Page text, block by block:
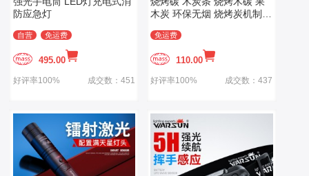
防应急灯
自营 免运费
495.00
好评率100% 成交数：451
木炭 环保无烟 烧烤炭机制木
1.5kg
免运费
110.00
好评率100% 成交数：437